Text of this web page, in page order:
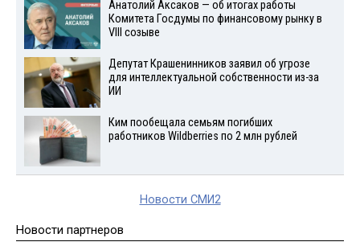
Анатолий Аксаков — об итогах работы
Комитета Госдумы по финансовому рынку в
VIII созыве
Депутат Крашенинников заявил об угрозе
для интеллектуальной собственности из-за
ИИ
Ким пообещала семьям погибших
работников Wildberries по 2 млн рублей
Новости СМИ2
Новости партнеров